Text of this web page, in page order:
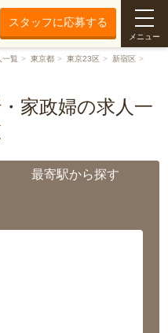
スタッフに応募する
メニュー
一覧 東京都 東京23区
新宿区
家政婦の求人一
最寄駅から探す